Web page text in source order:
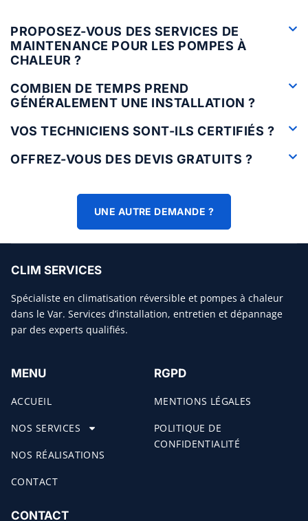
PROPOSEZ-VOUS DES SERVICES DE
MAINTENANCE POUR LES POMPES À
CHALEUR ?
COMBIEN DE TEMPS PREND
GÉNÉRALEMENT UNE INSTALLATION ?
VOS TECHNICIENS SONT-ILS CERTIFIÉS ?
OFFREZ-VOUS DES DEVIS GRATUITS ?
UNE AUTRE DEMANDE ?
CLIM SERVICES
Spécialiste en climatisation réversible et pompes à chaleur
dans le Var. Services d’installation, entretien et dépannage
par des experts qualifiés.
MENU
ACCUEIL
NOS SERVICES
NOS RÉALISATIONS
CONTACT
RGPD
MENTIONS LÉGALES
POLITIQUE DE
CONFIDENTIALITÉ
CONTACT